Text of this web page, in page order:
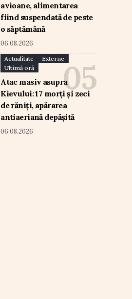
avioane, alimentarea
fiind suspendată de peste
o săptămână
06.08.2026
Actualitate
Externe
Ultimă oră
Atac masiv asupra
Kievului: 17 morți și zeci
de răniți, apărarea
antiaeriană depășită
06.08.2026